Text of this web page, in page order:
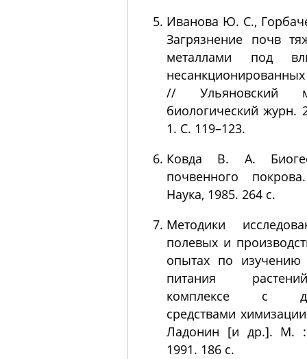
Иванова Ю. С.,
Загрязнение почв
металлами под
// Ульяновский
биологический журн.
1. С. 119–123.
Ковда В. А.
почвенного
Наука, 1985. 264 с.
Методики
полевых и
опытах по изучению
питания
комплексе с
средствами
Ладонин [и др.]. М.
1991. 186 с.